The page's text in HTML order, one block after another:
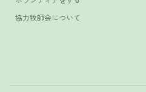
協力牧師会について